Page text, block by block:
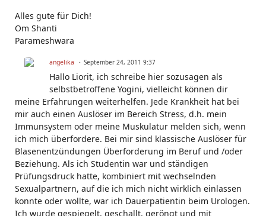
Alles gute für Dich!
Om Shanti
Parameshwara
angelika September 24, 2011 9:37
Hallo Liorit, ich schreibe hier sozusagen als
selbstbetroffene Yogini, vielleicht können dir
meine Erfahrungen weiterhelfen. Jede Krankheit hat bei
mir auch einen Auslöser im Bereich Stress, d.h. mein
Immunsystem oder meine Muskulatur melden sich, wenn
ich mich überfordere. Bei mir sind klassische Auslöser für
Blasenentzündungen Überforderung im Beruf und /oder
Beziehung. Als ich Studentin war und ständigen
Prüfungsdruck hatte, kombiniert mit wechselnden
Sexualpartnern, auf die ich mich nicht wirklich einlassen
konnte oder wollte, war ich Dauerpatientin beim Urologen.
Ich wurde gespiegelt, geschallt, geröngt und mit